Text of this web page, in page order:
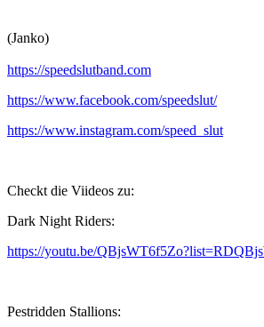
(Janko)
https://speedslutband.com
https://www.facebook.com/speedslut/
https://www.instagram.com/speed_slut
Checkt die Viideos zu:
Dark Night Riders:
https://youtu.be/
Pestridden Stallions: